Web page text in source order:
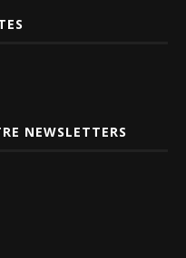
NEWSLETTERS